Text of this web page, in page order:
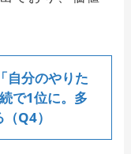
自分のやりた
で1位に。多
Q4）